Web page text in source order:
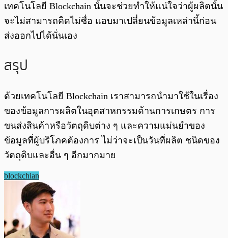
เทคโนโลยี Blockchain นั้นจะช่วยทำให้แน่ใจว่าผู้ผลิตนั้น
จะไม่สามารถคิดไม่ซื่อ แอบมาเปลี่ยนข้อมูลเหล่านี้ก่อน
ส่งออกไปได้นั่นเอง
สรุป
ด้วยเทคโนโลยี Blockchain เราสามารถนำมาใช้ในเรื่อง
ของข้อมูลการผลิตในอุตสาหกรรมด้านการเกษตร การ
ขนส่งสินค้าหรือวัตถุดิบต่าง ๆ และความแม่นยำของ
ข้อมูลที่ผู้บริโภคต้องการ ไม่ว่าจะเป็นวันที่ผลิต ชนิดของ
วัตถุดิบและอื่น ๆ อีกมากมาย
blockchian